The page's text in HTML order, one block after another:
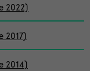
2022)
2017)
2014)